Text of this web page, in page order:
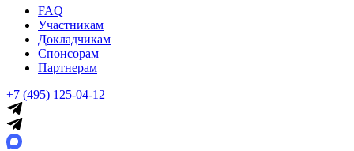
FAQ
Участникам
Докладчикам
Спонсорам
Партнерам
+7 (495) 125-04-12